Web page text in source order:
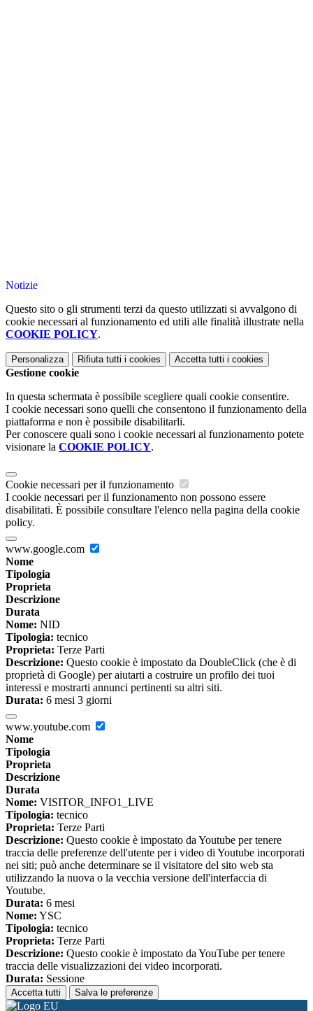
Notizie
Questo sito o gli strumenti terzi da questo utilizzati si avvalgono di
cookie necessari al funzionamento ed utili alle finalità illustrate nella
COOKIE POLICY.
Personalizza Rifiuta tutti i cookies Accetta tutti i cookies
Gestione cookie
In questa schermata è possibile scegliere quali cookie consentire.
I cookie necessari sono quelli che consentono il funzionamento della
piattaforma e non è possibile disabilitarli.
Per conoscere quali sono i cookie necessari al funzionamento potete
visionare la COOKIE POLICY.
Cookie necessari per il funzionamento
I cookie necessari per il funzionamento non possono essere
disabilitati. È possibile consultare l'elenco nella pagina della cookie
policy.
www.google.com
Nome
Tipologia
Proprieta
Descrizione
Durata
Nome: NID
Tipologia: tecnico
Proprieta: Terze Parti
Descrizione: Questo cookie è impostato da DoubleClick (che è di
proprietà di Google) per aiutarti a costruire un profilo dei tuoi
interessi e mostrarti annunci pertinenti su altri siti.
Durata: 6 mesi 3 giorni
www.youtube.com
Nome
Tipologia
Proprieta
Descrizione
Durata
Nome: VISITOR_INFO1_LIVE
Tipologia: tecnico
Proprieta: Terze Parti
Descrizione: Questo cookie è impostato da Youtube per tenere
traccia delle preferenze dell'utente per i video di Youtube incorporati
nei siti; può anche determinare se il visitatore del sito web sta
utilizzando la nuova o la vecchia versione dell'interfaccia di
Youtube.
Durata: 6 mesi
Nome: YSC
Tipologia: tecnico
Proprieta: Terze Parti
Descrizione: Questo cookie è impostato da YouTube per tenere
traccia delle visualizzazioni dei video incorporati.
Durata: Sessione
Accetta tutti Salva le preferenze